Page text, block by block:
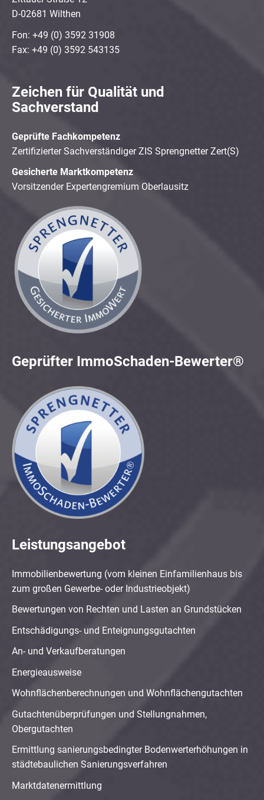
D-02681 Wilthen
Fon: +49 (0) 3592 31908
Fax: +49 (0) 3592 543135
Zeichen für Qualität und
Sachverstand
Geprüfte Fachkompetenz
Zertifizierter Sachverständiger ZIS Sprengnetter Zert(S)
Gesicherte Marktkompetenz
Vorsitzender Expertengremium Oberlausitz
Geprüfter ImmoSchaden-Bewerter®
Leistungsangebot
Immobilienbewertung (vom kleinen Einfamilienhaus bis
zum großen Gewerbe- oder Industrieobjekt)
Bewertungen von Rechten und Lasten an Grundstücken
Entschädigungs- und Enteignungsgutachten
An- und Verkaufberatungen
Energieausweise
Wohnflächenberechnungen und Wohnflächengutachten
Gutachtenüberprüfungen und Stellungnahmen,
Obergutachten
Ermittlung sanierungsbedingter Bodenwerterhöhungen in
städtebaulichen Sanierungsverfahren
Marktdatenermittlung